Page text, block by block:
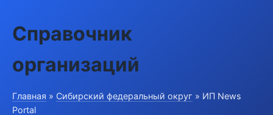
Справочник
организаций
Главная » Сибирский федеральный округ » ИП News
Portal